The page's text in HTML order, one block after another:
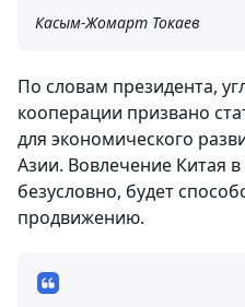
Касым-Жомарт Токаев
По словам президента,
кооперации призвано
для экономического
Азии. Вовлечение Китая
безусловно, будет
продвижению.